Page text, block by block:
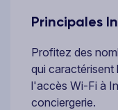
Principales
Profitez des
qui caractérisent
l'accès Wi-Fi à
conciergerie.